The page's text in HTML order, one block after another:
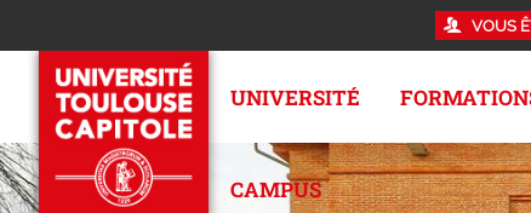
VOUS
UNIVERSITÉ
CAMPUS